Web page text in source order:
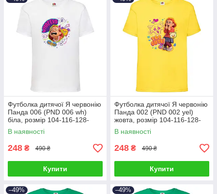
Футболка дитячої Я червонію
Панда 006 (PND 006 wh)
біла, розмір 104-116-128-
140-152-164 см
В наявності
248 ₴ 490 ₴
Купити
Футболка дитячої Я червонію
Панда 002 (PND 002 yel)
жовта, розмір 104-116-128-
140-152-164 см
В наявності
248 ₴ 490 ₴
Купити
–49% –49%